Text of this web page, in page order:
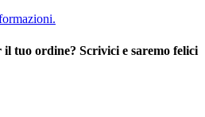
tuo ordine? Scrivici e saremo felici